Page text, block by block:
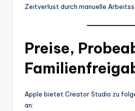
Zeitverlust durch manuelle
Preise,
Apple bietet Creator Studio zu
an: